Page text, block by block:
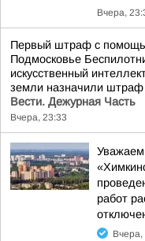
Вчера,
Первый штраф с
Подмосковье
искусственный
земли назначили штраф
Вести. Дежурная Часть
Вчера, 23:33
работ
Вчера,